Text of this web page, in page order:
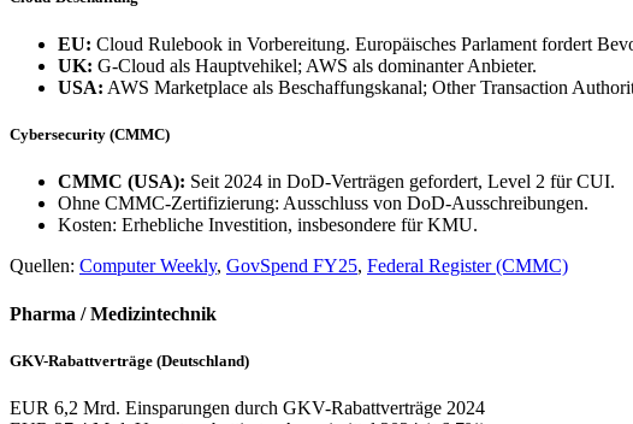
EU: Cloud Rulebook in Vorbereitung. Europäisches Parlament fordert
UK: G-Cloud als Hauptvehikel; AWS als dominanter Anbieter.
USA: AWS Marketplace als Beschaffungskanal; Other Transaction
Cybersecurity (CMMC)
CMMC (USA): Seit 2024 in DoD-Verträgen gefordert, Level 2 für CUI.
Ohne CMMC-Zertifizierung: Ausschluss von DoD-Ausschreibungen.
Kosten: Erhebliche Investition, insbesondere für KMU.
Quellen: Computer Weekly, GovSpend FY25, Federal Register (CMMC)
Pharma / Medizintechnik
GKV-Rabattverträge (Deutschland)
EUR 6,2 Mrd. Einsparungen durch GKV-Rabattverträge 2024